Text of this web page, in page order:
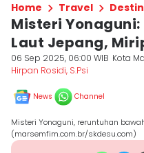
Home Travel
Misteri
Laut Jepang,
06 Sep 2025, 06:00 WIB Kota
Hirpan Rosidi, S.Psi
News Channel
Misteri Yonaguni, reruntuhan
(marsemfim.com.br/skdesu.com)